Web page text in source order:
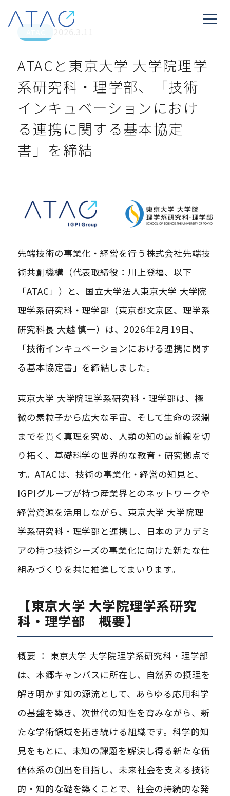
ATACと東京大学 大学院理学
系研究科・理学部、「技術
インキュベーションにおけ
る連携に関する基本協定
書」を締結
先端技術の事業化・経営を行う株式会社先端技
術共創機構（代表取締役：川上登福、以下
「ATAC」）と、国立大学法人東京大学 大学院
理学系研究科・理学部（東京都文京区、理学系
研究科長 大越 慎一）は、2026年2月19日、
「技術インキュベーションにおける連携に関す
る基本協定書」を締結しました。
東京大学 大学院理学系研究科・理学部は、極
微の素粒子から広大な宇宙、そして生命の深淵
までを貫く真理を究め、人類の知の最前線を切
り拓く、基礎科学の世界的な教育・研究拠点で
す。ATACは、技術の事業化・経営の知見と、
IGPIグループが持つ産業界とのネットワークや
経営資源を活用しながら、東京大学 大学院理
学系研究科・理学部と連携し、日本のアカデミ
アの持つ技術シーズの事業化に向けた新たな仕
組みづくりを共に推進してまいります。
【東京大学 大学院理学系研究
科・理学部 概要】
概要 ： 東京大学 大学院理学系研究科・理学部
は、本郷キャンパスに所在し、自然界の摂理を
解き明かす知の源流として、あらゆる応用科学
の基盤を築き、次世代の知性を育みながら、新
たな学術領域を拓き続ける組織です。科学的知
見をもとに、未知の課題を解決し得る新たな価
値体系の創出を目指し、未来社会を支える技術
的・知的な礎を築くことで、社会の持続的な発